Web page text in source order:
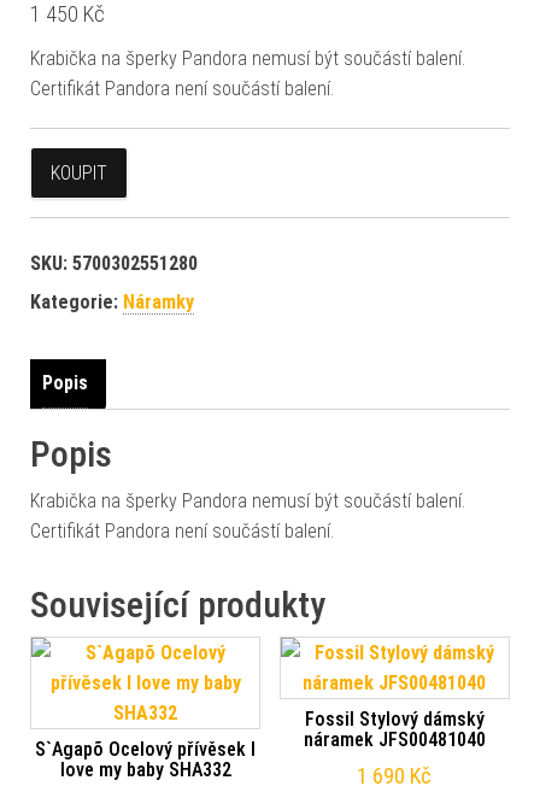
1 450 Kč
Krabička na šperky Pandora nemusí být součástí balení.
Certifikát Pandora není součástí balení.
KOUPIT
SKU: 5700302551280
Kategorie: Náramky
Popis
Popis
Krabička na šperky Pandora nemusí být součástí balení.
Certifikát Pandora není součástí balení.
Související produkty
S`Agapõ Ocelový přívěsek I
love my baby SHA332
Fossil Stylový dámský
náramek JFS00481040
1 690 Kč